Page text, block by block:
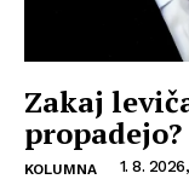
Zakaj
propadejo?
KOLUMNA 1. 8.